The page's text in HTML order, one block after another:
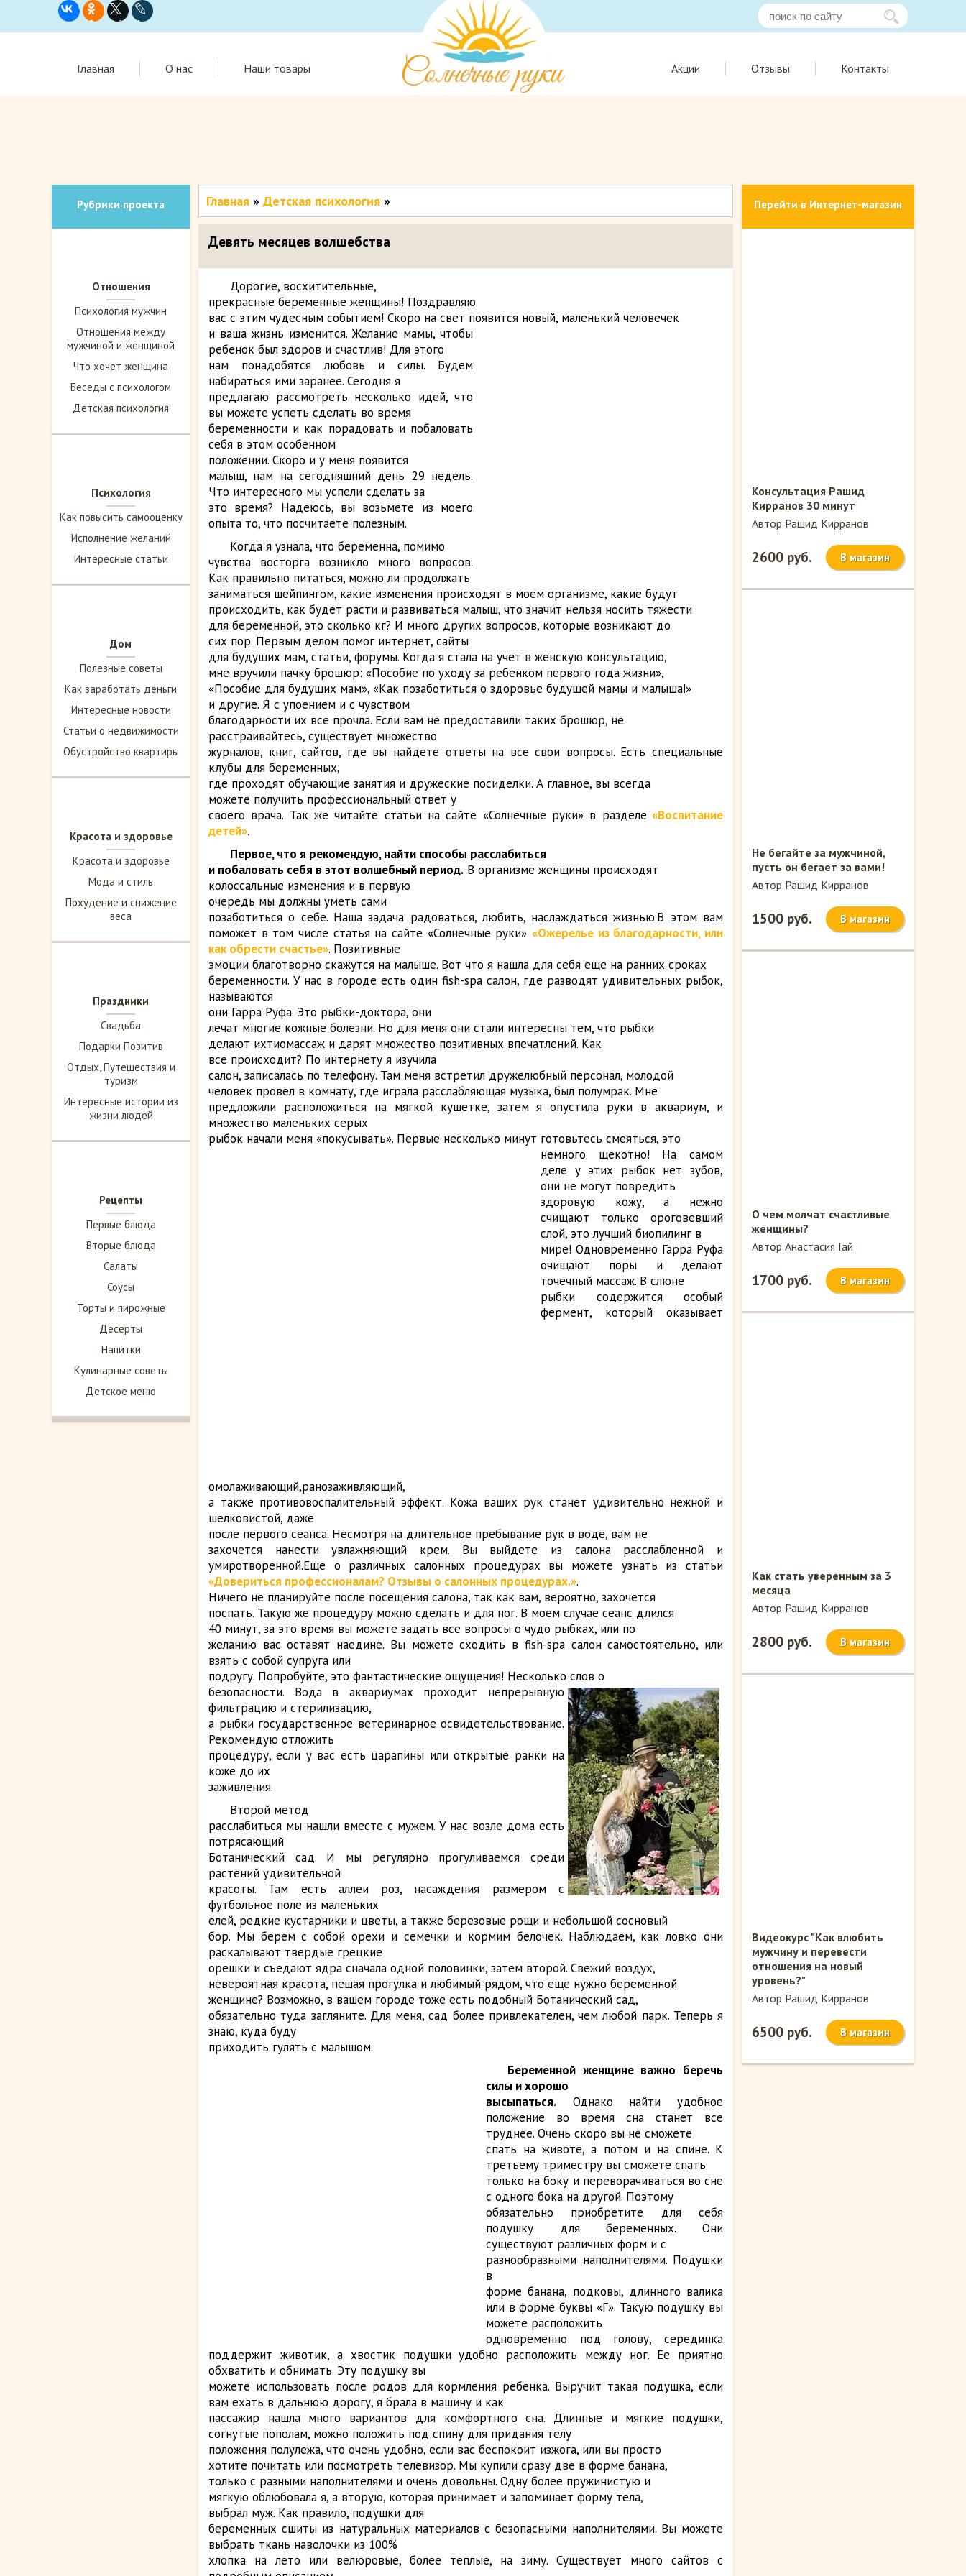
Главная О нас Наши товары Акции Отзывы Контакты
Рубрики проекта
Отношения
Психология мужчин
Отношения между
мужчиной и женщиной
Что хочет женщина
Беседы с психологом
Детская психология
Психология
Как повысить самооценку
Исполнение желаний
Интересные статьи
Дом
Полезные советы
Как заработать деньги
Интересные новости
Статьи о недвижимости
Обустройство квартиры
Красота и здоровье
Красота и здоровье
Мода и стиль
Похудение и снижение
веса
Праздники
Свадьба
Подарки Позитив
Отдых, Путешествия и
туризм
Интересные истории из
жизни людей
Рецепты
Первые блюда
Вторые блюда
Салаты
Соусы
Торты и пирожные
Десерты
Напитки
Кулинарные советы
Детское меню
Главная » Детская психология »
Девять месяцев волшебства
Дорогие, восхитительные,
прекрасные беременные женщины! Поздравляю
вас с этим чудесным событием! Скоро на свет появится новый, маленький человечек
и ваша жизнь изменится. Желание мамы, чтобы
ребенок был здоров и счастлив! Для этого
нам понадобятся любовь и силы. Будем
набираться ими заранее. Сегодня я
предлагаю рассмотреть несколько идей, что
вы можете успеть сделать во время
беременности и как порадовать и побаловать
себя в этом особенном
положении. Скоро и у меня появится
малыш, нам на сегодняшний день 29 недель.
Что интересного мы успели сделать за
это время? Надеюсь, вы возьмете из моего
опыта то, что посчитаете полезным.
Когда я узнала, что беременна, помимо
чувства восторга возникло много вопросов.
Как правильно питаться, можно ли продолжать
заниматься шейпингом, какие изменения происходят в моем организме, какие будут
происходить, как будет расти и развиваться малыш, что значит нельзя носить тяжести
для беременной, это сколько кг? И много других вопросов, которые возникают до
сих пор. Первым делом помог интернет, сайты
для будущих мам, статьи, форумы. Когда я стала на учет в женскую консультацию,
мне вручили пачку брошюр: «Пособие по уходу за ребенком первого года жизни»,
«Пособие для будущих мам», «Как позаботиться о здоровье будущей мамы и малыша!»
и другие. Я с упоением и с чувством
благодарности их все прочла. Если вам не предоставили таких брошюр, не
расстраивайтесь, существует множество
журналов, книг, сайтов, где вы найдете ответы на все свои вопросы. Есть специальные
клубы для беременных,
где проходят обучающие занятия и дружеские посиделки. А главное, вы всегда
можете получить профессиональный ответ у
своего врача. Так же читайте статьи на сайте «Солнечные руки» в разделе «Воспитание
детей».
Первое, что я рекомендую, найти способы расслабиться
и побаловать себя в этот волшебный период. В организме женщины происходят
колоссальные изменения и в первую
очередь мы должны уметь сами
позаботиться о себе. Наша задача радоваться, любить, наслаждаться жизнью.В этом вам
поможет в том числе статья на сайте «Солнечные руки» «Ожерелье из благодарности, или
как обрести счастье». Позитивные
эмоции благотворно скажутся на малыше. Вот что я нашла для себя еще на ранних сроках
беременности. У нас в городе есть один fish-spa салон, где разводят удивительных рыбок,
называются
они Гарра Руфа. Это рыбки-доктора, они
лечат многие кожные болезни. Но для меня они стали интересны тем, что рыбки
делают ихтиомассаж и дарят множество позитивных впечатлений. Как
все происходит? По интернету я изучила
салон, записалась по телефону. Там меня встретил дружелюбный персонал, молодой
человек провел в комнату, где играла расслабляющая музыка, был полумрак. Мне
предложили расположиться на мягкой кушетке, затем я опустила руки в аквариум, и
множество маленьких серых
рыбок начали меня «покусывать». Первые несколько минут готовьтесь смеяться, это
немного щекотно! На самом
деле у этих рыбок нет зубов,
они не могут повредить
здоровую кожу, а нежно
счищают только ороговевший
слой, это лучший биопилинг в
мире! Одновременно Гарра Руфа
очищают поры и делают
точечный массаж. В слюне
рыбки содержится особый
фермент, который оказывает
омолаживающий,ранозаживляющий,
а также противовоспалительный эффект. Кожа ваших рук станет удивительно нежной и
шелковистой, даже
после первого сеанса. Несмотря на длительное пребывание рук в воде, вам не
захочется нанести увлажняющий крем. Вы выйдете из салона расслабленной и
умиротворенной.Еще о различных салонных процедурах вы можете узнать из статьи
«Довериться профессионалам? Отзывы о салонных процедурах.».
Ничего не планируйте после посещения салона, так как вам, вероятно, захочется
поспать. Такую же процедуру можно сделать и для ног. В моем случае сеанс длился
40 минут, за это время вы можете задать все вопросы о чудо рыбках, или по
желанию вас оставят наедине. Вы можете сходить в fish-spa салон самостоятельно, или
взять с собой супруга или
подругу. Попробуйте, это фантастические ощущения! Несколько слов о
безопасности. Вода в аквариумах проходит непрерывную
фильтрацию и стерилизацию,
а рыбки государственное ветеринарное освидетельствование.
Рекомендую отложить
процедуру, если у вас есть царапины или открытые ранки на
коже до их
заживления.
Второй метод
расслабиться мы нашли вместе с мужем. У нас возле дома есть
потрясающий
Ботанический сад. И мы регулярно прогуливаемся среди
растений удивительной
красоты. Там есть аллеи роз, насаждения размером с
футбольное поле из маленьких
елей, редкие кустарники и цветы, а также березовые рощи и небольшой сосновый
бор. Мы берем с собой орехи и семечки и кормим белочек. Наблюдаем, как ловко они
раскалывают твердые грецкие
орешки и съедают ядра сначала одной половинки, затем второй. Свежий воздух,
невероятная красота, пешая прогулка и любимый рядом, что еще нужно беременной
женщине? Возможно, в вашем городе тоже есть подобный Ботанический сад,
обязательно туда загляните. Для меня, сад более привлекателен, чем любой парк. Теперь я
знаю, куда буду
приходить гулять с малышом.
Беременной женщине важно беречь
силы и хорошо
высыпаться. Однако найти удобное
положение во время сна станет все
труднее. Очень скоро вы не сможете
спать на животе, а потом и на спине. К
третьему триместру вы сможете спать
только на боку и переворачиваться во сне
с одного бока на другой. Поэтому
обязательно приобретите для себя
подушку для беременных. Они
существуют различных форм и с
разнообразными наполнителями. Подушки
в
форме банана, подковы, длинного валика
или в форме буквы «Г». Такую подушку вы
можете расположить
одновременно под голову, серединка
поддержит животик, а хвостик подушки удобно расположить между ног. Ее приятно
обхватить и обнимать. Эту подушку вы
можете использовать после родов для кормления ребенка. Выручит такая подушка, если
вам ехать в дальнюю дорогу, я брала в машину и как
пассажир нашла много вариантов для комфортного сна. Длинные и мягкие подушки,
согнутые пополам, можно положить под спину для придания телу
положения полулежа, что очень удобно, если вас беспокоит изжога, или вы просто
хотите почитать или посмотреть телевизор. Мы купили сразу две в форме банана,
только с разными наполнителями и очень довольны. Одну более пружинистую и
мягкую облюбовала я, а вторую, которая принимает и запоминает форму тела,
выбрал муж. Как правило, подушки для
беременных сшиты из натуральных материалов с безопасными наполнителями. Вы можете
выбрать ткань наволочки из 100%
хлопка на лето или велюровые, более теплые, на зиму. Существует много сайтов с
Перейти в Интернет-магазин
Консультация Рашид
Кирранов 30 минут
Автор Рашид Кирранов
2600 руб. В магазин
Не бегайте за мужчиной,
пусть он бегает за вами!
Автор Рашид Кирранов
1500 руб. В магазин
О чем молчат счастливые
женщины?
Автор Анастасия Гай
1700 руб. В магазин
Как стать уверенным за 3
месяца
Автор Рашид Кирранов
2800 руб. В магазин
Видеокурс "Как влюбить
мужчину и перевести
отношения на новый
уровень?"
Автор Рашид Кирранов
6500 руб. В магазин